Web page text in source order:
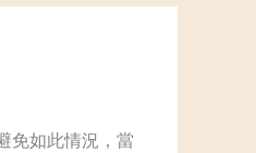
免如此情況，當